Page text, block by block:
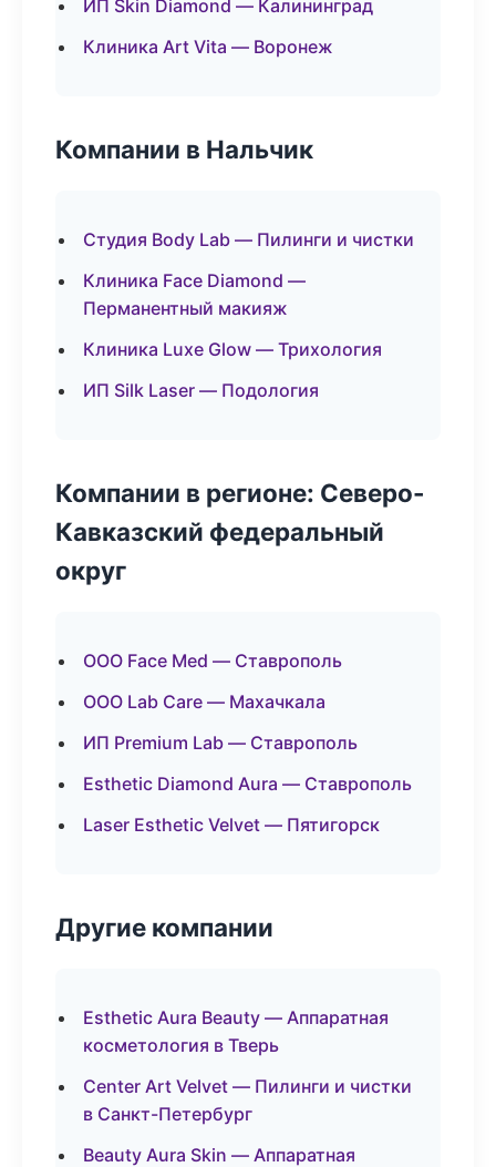
ИП Skin Diamond — Калининград
Клиника Art Vita — Воронеж
Компании в Нальчик
Студия Body Lab — Пилинги и чистки
Клиника Face Diamond —
Перманентный макияж
Клиника Luxe Glow — Трихология
ИП Silk Laser — Подология
Компании в регионе: Северо-
Кавказский федеральный
округ
ООО Face Med — Ставрополь
ООО Lab Care — Махачкала
ИП Premium Lab — Ставрополь
Esthetic Diamond Aura — Ставрополь
Laser Esthetic Velvet — Пятигорск
Другие компании
Esthetic Aura Beauty — Аппаратная
косметология в Тверь
Center Art Velvet — Пилинги и чистки
в Санкт-Петербург
Beauty Aura Skin — Аппаратная